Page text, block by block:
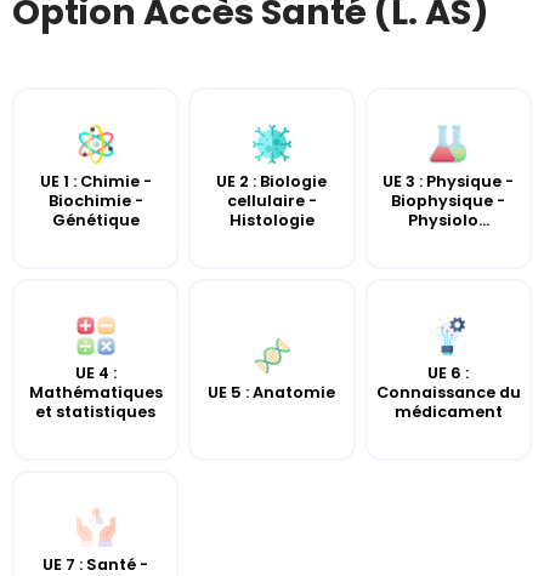
Option Accès Santé (L. AS)
UE 1 : Chimie -
Biochimie -
Génétique
UE 2 : Biologie
cellulaire -
Histologie
UE 3 : Physique -
Biophysique -
Physiolo...
UE 4 :
Mathématiques
et statistiques
UE 5 : Anatomie
UE 6 :
Connaissance du
médicament
UE 7 : Santé -